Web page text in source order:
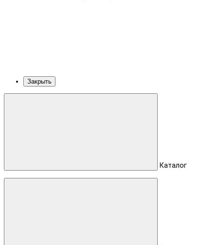
Закрыть
Каталог